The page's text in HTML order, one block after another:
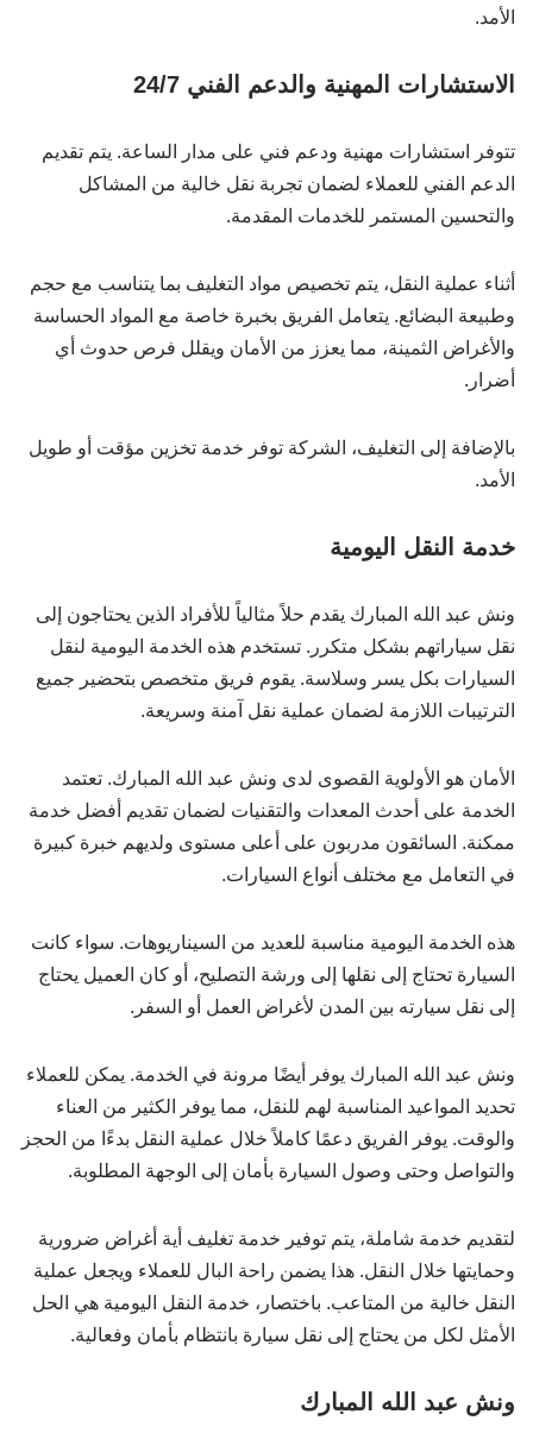
الأمد.
الاستشارات المهنية والدعم الفني 24/7
تتوفر استشارات مهنية ودعم فني على مدار الساعة. يتم تقديم
الدعم الفني للعملاء لضمان تجربة نقل خالية من المشاكل
والتحسين المستمر للخدمات المقدمة.
أثناء عملية النقل، يتم تخصيص مواد التغليف بما يتناسب مع حجم
وطبيعة البضائع. يتعامل الفريق بخبرة خاصة مع المواد الحساسة
والأغراض الثمينة، مما يعزز من الأمان ويقلل فرص حدوث أي
أضرار.
بالإضافة إلى التغليف، الشركة توفر خدمة تخزين مؤقت أو طويل
الأمد.
خدمة النقل اليومية
ونش عبد الله المبارك يقدم حلاً مثالياً للأفراد الذين يحتاجون إلى
نقل سياراتهم بشكل متكرر. تستخدم هذه الخدمة اليومية لنقل
السيارات بكل يسر وسلاسة. يقوم فريق متخصص بتحضير جميع
الترتيبات اللازمة لضمان عملية نقل آمنة وسريعة.
الأمان هو الأولوية القصوى لدى ونش عبد الله المبارك. تعتمد
الخدمة على أحدث المعدات والتقنيات لضمان تقديم أفضل خدمة
ممكنة. السائقون مدربون على أعلى مستوى ولديهم خبرة كبيرة
في التعامل مع مختلف أنواع السيارات.
هذه الخدمة اليومية مناسبة للعديد من السيناريوهات. سواء كانت
السيارة تحتاج إلى نقلها إلى ورشة التصليح، أو كان العميل يحتاج
إلى نقل سيارته بين المدن لأغراض العمل أو السفر.
ونش عبد الله المبارك يوفر أيضًا مرونة في الخدمة. يمكن للعملاء
تحديد المواعيد المناسبة لهم للنقل، مما يوفر الكثير من العناء
والوقت. يوفر الفريق دعمًا كاملاً خلال عملية النقل بدءًا من الحجز
والتواصل وحتى وصول السيارة بأمان إلى الوجهة المطلوبة.
لتقديم خدمة شاملة، يتم توفير خدمة تغليف أية أغراض ضرورية
وحمايتها خلال النقل. هذا يضمن راحة البال للعملاء ويجعل عملية
النقل خالية من المتاعب. باختصار، خدمة النقل اليومية هي الحل
الأمثل لكل من يحتاج إلى نقل سيارة بانتظام بأمان وفعالية.
ونش عبد الله المبارك